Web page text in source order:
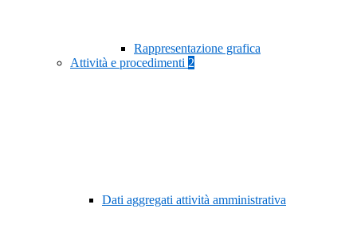
Rappresentazione grafica
Attività e procedimenti 2
Dati aggregati attività amministrativa